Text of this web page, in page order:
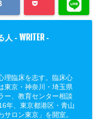
人 - WRITER -
理臨床を志す。臨床心
東京・神奈川・埼玉県
ー、教育センター相談
年、東京都港区・青山
ロン東京」を開室。